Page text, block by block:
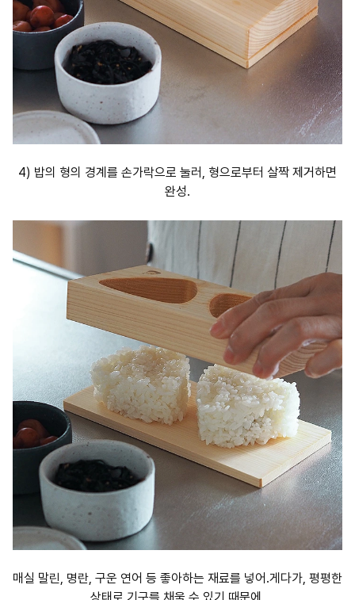
4) 밥의 형의 경계를 손가락으로 눌러, 형으로부터 살짝 제거하면
완성.
매실 말린, 명란, 구운 연어 등 좋아하는 재료를 넣어.게다가, 평평한